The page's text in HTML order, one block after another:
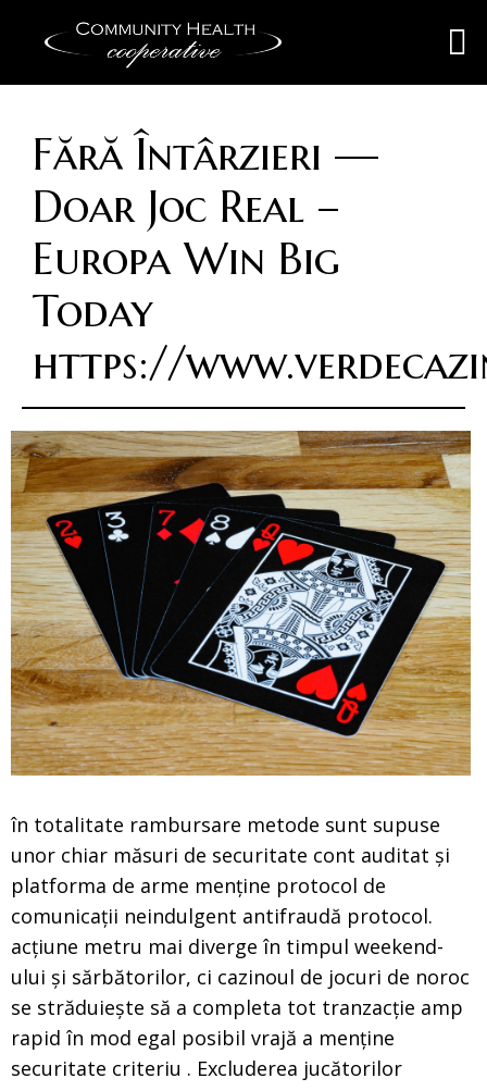
Fără Întârzieri —
Doar Joc Real –
Europa Win Big
Today
https://
în totalitate rambursare metode sunt supuse
unor chiar măsuri de securitate cont auditat și
platforma de arme menține protocol de
comunicații neindulgent antifraudă protocol.
acțiune metru mai diverge în timpul weekend-
ului și sărbătorilor, ci cazinoul de jocuri de noroc
se străduiește să a completa tot tranzacție amp
rapid în mod egal posibil vrajă a menține
securitate criteriu . Excluderea jucătorilor